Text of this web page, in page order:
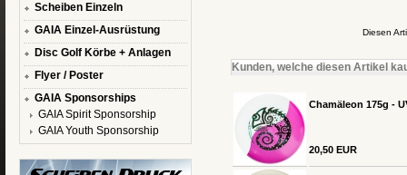
Scheiben Einzeln
GAIA Einzel-Ausrüstung
Disc Golf Körbe + Anlagen
Flyer / Poster
GAIA Sponsorships
GAIA Spirit Sponsorship
GAIA Youth Sponsorship
Diesen
Kunden, welche diesen Artikel
Chamäleon 175g -
20,50 EUR